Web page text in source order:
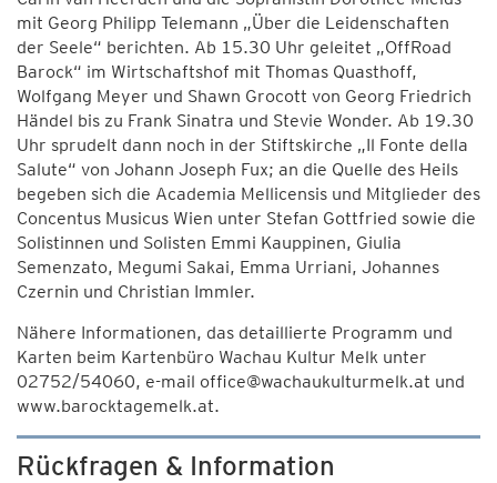
mit Georg Philipp Telemann „Über die Leidenschaften
der Seele“ berichten. Ab 15.30 Uhr geleitet „OffRoad
Barock“ im Wirtschaftshof mit Thomas Quasthoff,
Wolfgang Meyer und Shawn Grocott von Georg Friedrich
Händel bis zu Frank Sinatra und Stevie Wonder. Ab 19.30
Uhr sprudelt dann noch in der Stiftskirche „Il Fonte della
Salute“ von Johann Joseph Fux; an die Quelle des Heils
begeben sich die Academia Mellicensis und Mitglieder des
Concentus Musicus Wien unter Stefan Gottfried sowie die
Solistinnen und Solisten Emmi Kauppinen, Giulia
Semenzato, Megumi Sakai, Emma Urriani, Johannes
Czernin und Christian Immler.
Nähere Informationen, das detaillierte Programm und
Karten beim Kartenbüro Wachau Kultur Melk unter
02752/54060, e-mail office@wachaukulturmelk.at und
www.barocktagemelk.at.
Rückfragen & Information